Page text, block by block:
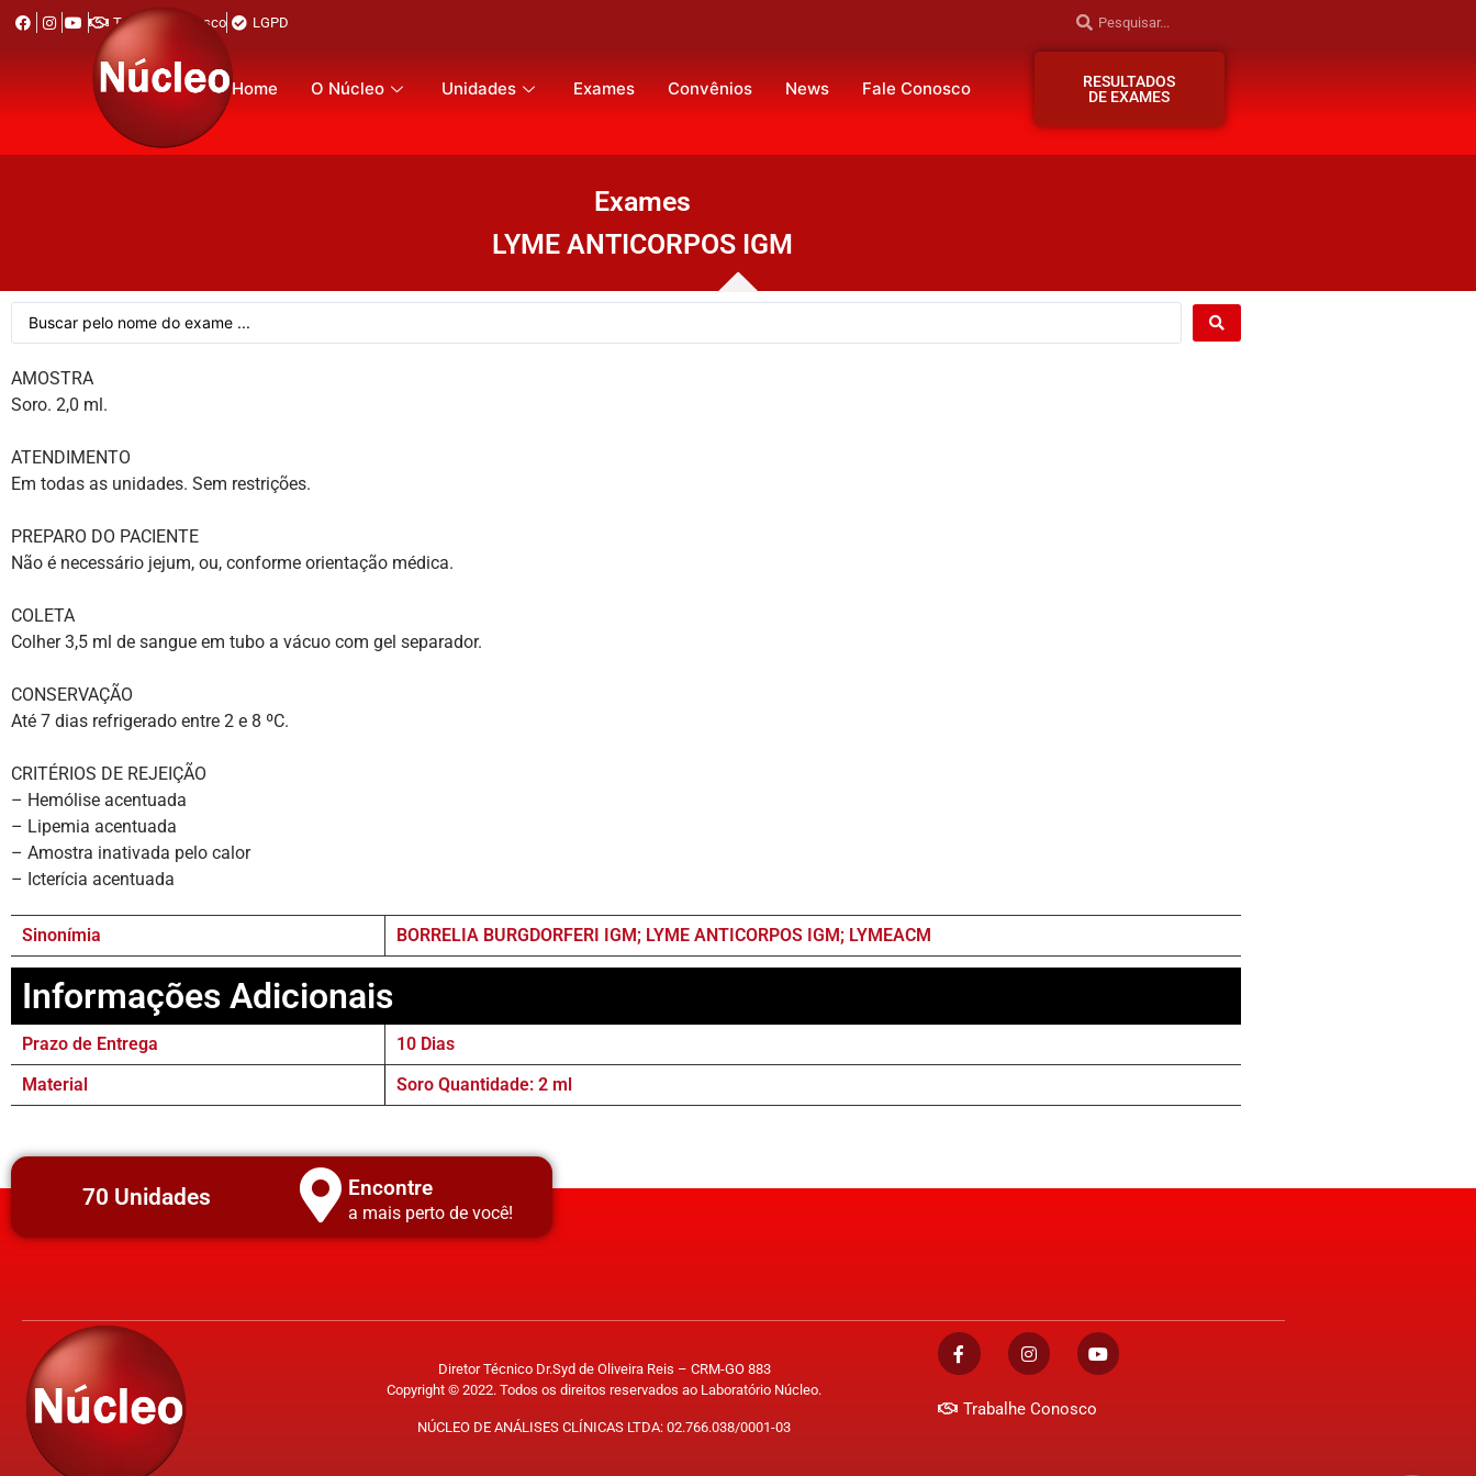
Trabalhe Conosco LGPD
Home O Núcleo Unidades Exames Convênios News Fale Conosco
RESULTADOS
DE EXAMES
Exames
LYME ANTICORPOS IGM
AMOSTRA
Soro. 2,0 ml.
ATENDIMENTO
Em todas as unidades. Sem restrições.
PREPARO DO PACIENTE
Não é necessário jejum, ou, conforme orientação médica.
COLETA
Colher 3,5 ml de sangue em tubo a vácuo com gel separador.
CONSERVAÇÃO
Até 7 dias refrigerado entre 2 e 8 ºC.
CRITÉRIOS DE REJEIÇÃO
– Hemólise acentuada
– Lipemia acentuada
– Amostra inativada pelo calor
– Icterícia acentuada
Sinonímia BORRELIA BURGDORFERI IGM; LYME ANTICORPOS IGM; LYMEACM
Informações Adicionais
Prazo de Entrega
10 Dias
Material
Soro Quantidade: 2 ml
70 Unidades Encontre
a mais perto de você!
Diretor Técnico Dr.Syd de Oliveira Reis – CRM-GO 883
Copyright © 2022. Todos os direitos reservados ao Laboratório Núcleo.
NÚCLEO DE ANÁLISES CLÍNICAS LTDA: 02.766.038/0001-03
Trabalhe Conosco